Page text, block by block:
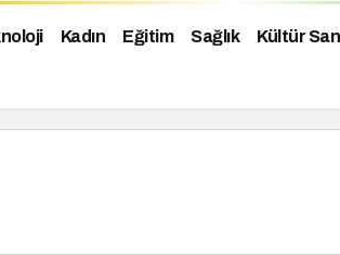
Kadın Eğitim Sağlık Kültür